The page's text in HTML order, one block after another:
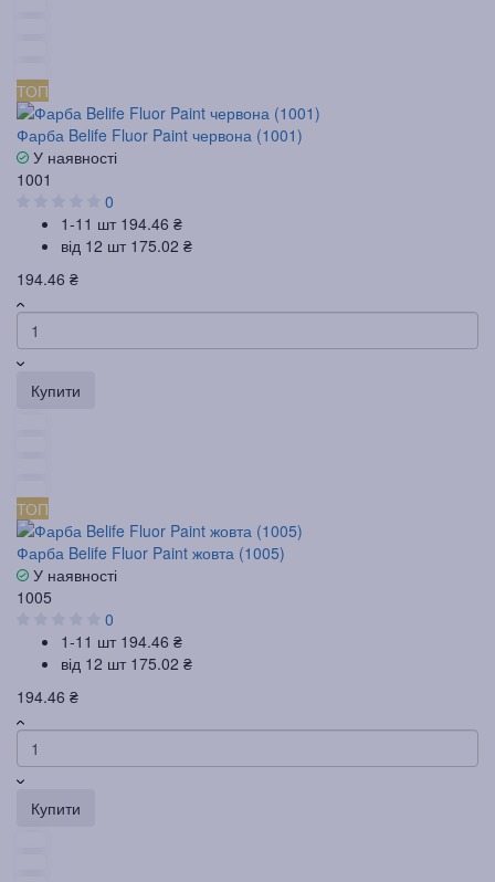
ТОП
Фарба Belife Fluor Paint червона (1001)
У наявності
1001
0
1-11 шт 194.46 ₴
від 12 шт 175.02 ₴
194.46 ₴
Купити
ТОП
Фарба Belife Fluor Paint жовта (1005)
У наявності
1005
0
1-11 шт 194.46 ₴
від 12 шт 175.02 ₴
194.46 ₴
Купити